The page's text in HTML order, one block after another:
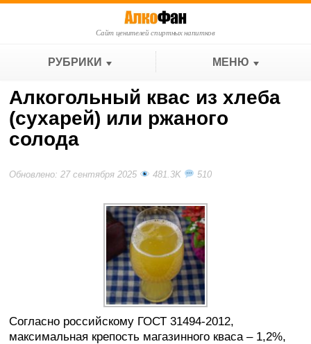
Сайт ценителей спиртных напитков
РУБРИКИ МЕНЮ
Алкогольный квас из хлеба
(сухарей) или ржаного
солода
Обновлено: 27 сентября 2025 481.3K 510
Согласно российскому ГОСТ 31494-2012,
максимальная крепость магазинного кваса – 1,2%,